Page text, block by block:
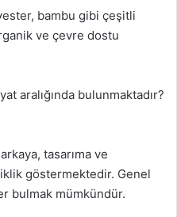
bambu gibi çeşitli
ve çevre dostu
aralığında bulunmaktadır?
tasarıma ve
göstermektedir. Genel
bulmak mümkündür.